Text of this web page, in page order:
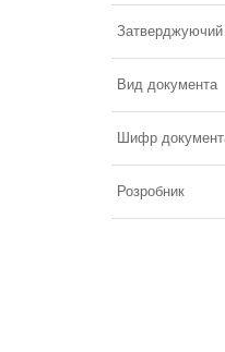
Вид документа
Шифр
Розробник